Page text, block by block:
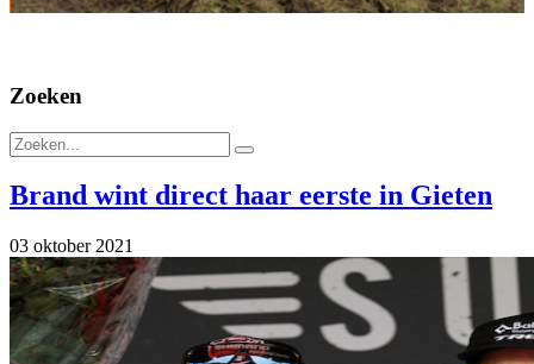
Zoeken
Brand wint direct haar eerste in Gieten
03 oktober 2021